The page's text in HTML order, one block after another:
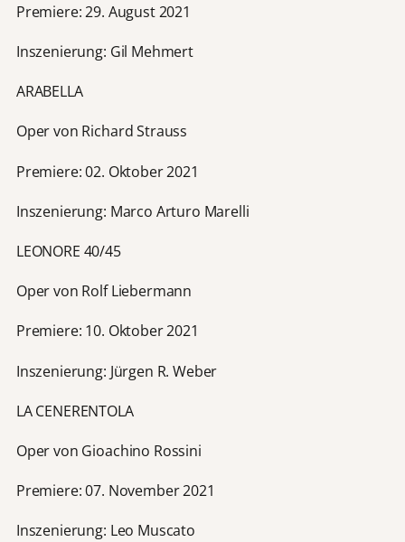
Premiere: 29. August 2021
Inszenierung: Gil Mehmert
ARABELLA
Oper von Richard Strauss
Premiere: 02. Oktober 2021
Inszenierung: Marco Arturo Marelli
LEONORE 40/45
Oper von Rolf Liebermann
Premiere: 10. Oktober 2021
Inszenierung: Jürgen R. Weber
LA CENERENTOLA
Oper von Gioachino Rossini
Premiere: 07. November 2021
Inszenierung: Leo Muscato